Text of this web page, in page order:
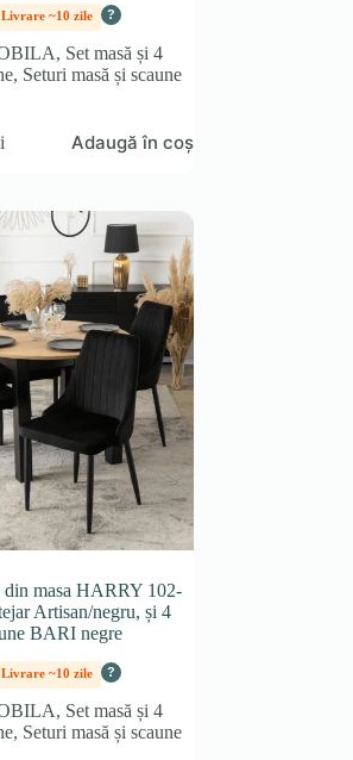
~10 zile ?
, Set masă și 4
, Seturi masă și scaune
Adaugă în coș
din masa HARRY 102-
Artisan/negru, și 4
BARI negre
~10 zile ?
, Set masă și 4
, Seturi masă și scaune